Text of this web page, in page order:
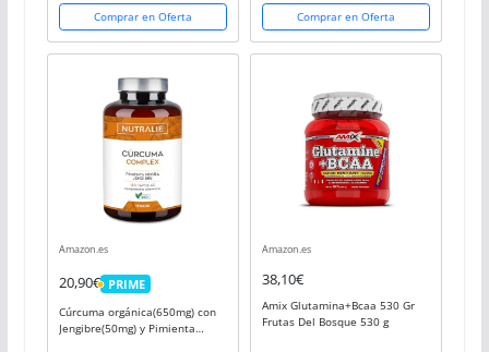
Comprar en Oferta
Comprar en Oferta
Amazon.es
20,90€ PRIME
PRIME
Cúrcuma orgánica(650mg) con
Jengibre(50mg) y Pimienta
Amazon.es
38,10€
Amix Glutamina+Bcaa 530 Gr
Frutas Del Bosque 530 g